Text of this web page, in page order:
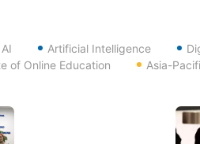
Artificial Intelligence
of Online Education
Asia-